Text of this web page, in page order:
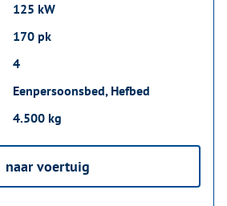
125 kW
170 pk
4
Eenpersoonsbed, Hefbed
4.500 kg
naar voertuig